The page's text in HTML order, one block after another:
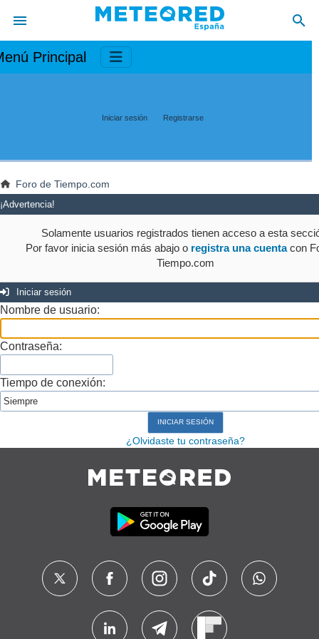
Principal
Iniciar sesión Registrarse
Foro de Tiempo.com
¡Advertencia!
Solamente usuarios registrados tienen acceso a esta
Por favor inicia sesión más abajo o registra una cuentacon
Tiempo.com
Iniciar sesión
Nombre de usuario:
Contraseña:
Tiempo de conexión:
¿Olvidaste tu contraseña?